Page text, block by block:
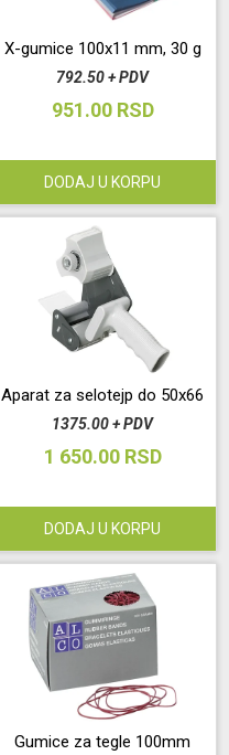
X-gumice 100x11 mm, 30 g
792.50 + PDV
951.00 RSD
DODAJ U KORPU
Aparat za selotejp do 50x66
1375.00 + PDV
1 650.00 RSD
DODAJ U KORPU
Gumice za tegle 100mm